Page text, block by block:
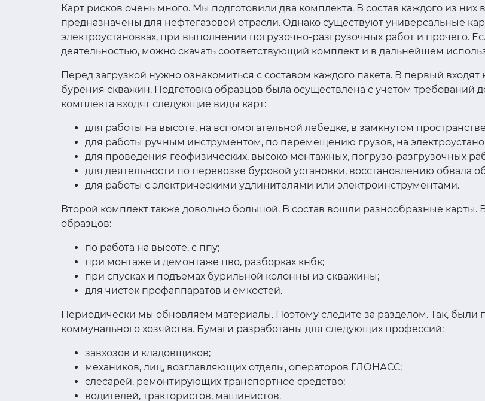
Карт рисков очень много. Мы подготовили два комплекта. В состав каждого из
предназначены для нефтегазовой отрасли. Однако существуют универсальные
электроустановках, при выполнении погрузочно-разгрузочных работ и прочего.
деятельностью, можно скачать соответствующий комплект и в дальнейшем
Перед загрузкой нужно ознакомиться с составом каждого пакета. В первый
бурения скважин. Подготовка образцов была осуществлена с учетом требований
комплекта входят следующие виды карт:
для работы на высоте, на вспомогательной лебедке, в замкнутом
для работы ручным инструментом, по перемещению грузов, на
для проведения геофизических, высоко монтажных, погрузо-разгрузочных
для деятельности по перевозке буровой установки, восстановлению обвала
для работы с электрическими удлинителями или электроинструментами.
Второй комплект также довольно большой. В состав вошли разнообразные
образцов:
по работа на высоте, с ппу;
при монтаже и демонтаже пво, разборках кнбк;
при спусках и подъемах бурильной колонны из скважины;
для чисток профаппаратов и емкостей.
Периодически мы обновляем материалы. Поэтому следите за разделом. Так, были
коммунального хозяйства. Бумаги разработаны для следующих профессий:
завхозов и кладовщиков;
механиков, лиц, возглавляющих отделы, операторов ГЛОНАСС;
слесарей, ремонтирующих транспортное средство;
водителей, трактористов, машинистов.